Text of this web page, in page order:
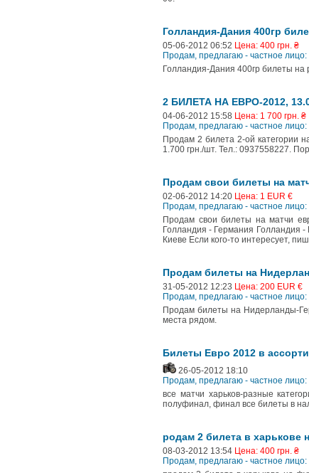
Голландия-Дания 400гр
05-06-2012 06:52 Цена: 400 грн. ₴
Продам, предлагаю - частное
Голландия-Дания 400гр билеты на
2 БИЛЕТА НА ЕВРО-2012,
04-06-2012 15:58 Цена: 1 700 грн. ₴
Продам, предлагаю - частное
Продам 2 билета 2-ой категории
1.700 грн./шт. Тел.: 0937558227.
Продам свои билеты на
02-06-2012 14:20 Цена: 1 EUR €
Продам, предлагаю - частное
Продам свои билеты на матчи
Голландия - Германия Голландия
Киеве Если кого-то интересует,
Продам билеты на
31-05-2012 12:23 Цена: 200 EUR €
Продам, предлагаю - частное
Продам билеты на Нидерланды-
места рядом.
Билеты Евро 2012 в
26-05-2012 18:10
Продам, предлагаю - частное
все матчи харьков-разные
полуфинал, финал все билеты в
родам 2 билета в харькове
08-03-2012 13:54 Цена: 400 грн. ₴
Продам, предлагаю - частное